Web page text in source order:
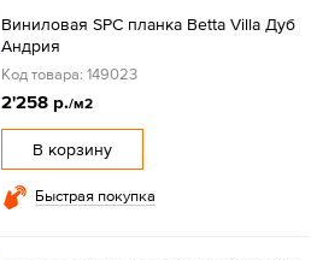
Виниловая SPC планка Betta Villa Дуб
Андрия
Код товара: 149023
2'258 р./м2
В корзину
Быстрая покупка